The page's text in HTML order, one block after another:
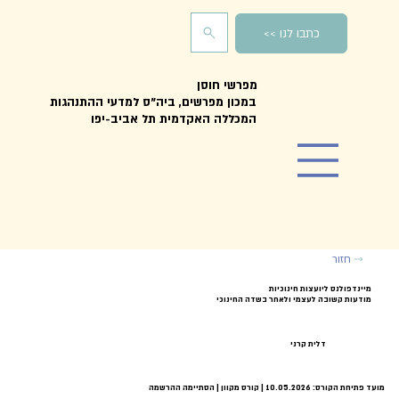
מפרשי חוסן
במכון מפרשים, ביה"ס למדעי ההתנהגות
המכללה האקדמית תל אביב-יפו
כתבו לנו >>
חזור
מיינדפולנס ליועצות חינוכיות
מודעות קשובה לעצמי ולאחר בשדה החינוכי
דלית קרני
מועד פתיחת הקורס: 10.05.2026 | קורס מקוון | הסתיימה ההרשמה